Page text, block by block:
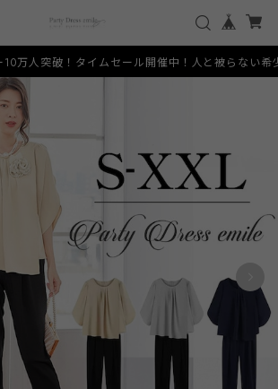
セール開催中！人と被らない希少なデザインを